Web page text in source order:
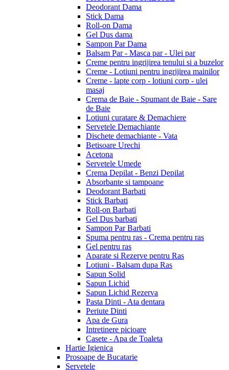
Deodorant Dama
Stick Dama
Roll-on Dama
Gel Dus dama
Sampon Par Dama
Balsam Par - Masca par - Ulei par
Creme pentru ingrijirea tenului si a buzelor
Creme - Lotiuni pentru ingrijirea mainilor
Creme - lapte corp - lotiuni corp - ulei
masaj
Crema de Baie - Spumant de Baie - Sare
de Baie
Lotiuni curatare & Demachiere
Servetele Demachiante
Dischete demachiante - Vata
Betisoare Urechi
Acetona
Servetele Umede
Crema Depilat - Benzi Depilat
Absorbante si tampoane
Deodorant Barbati
Stick Barbati
Roll-on Barbati
Gel Dus barbati
Sampon Par Barbati
Spuma pentru ras - Crema pentru ras
Gel pentru ras
Aparate si Rezerve pentru Ras
Lotiuni - Balsam dupa Ras
Sapun Solid
Sapun Lichid
Sapun Lichid Rezerva
Pasta Dinti - Ata dentara
Periute Dinti
Apa de Gura
Intretinere picioare
Casete - Apa de Toaleta
Hartie Igienica
Prosoape de Bucatarie
Servetele